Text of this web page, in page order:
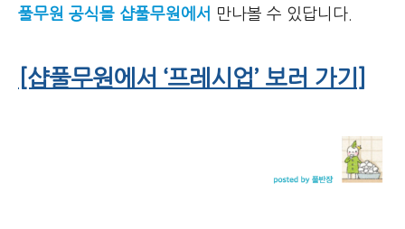
풀무원 공식몰 샵풀무원에서
만나볼 수 있답니다.
[샵풀무원에서 ‘프레시업’ 보러 가기]